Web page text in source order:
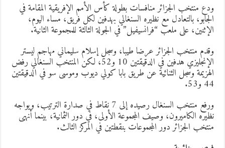
منتخب الجزائر منافسات بطولة كأس الأمم الإفريقية المقامة في
بالتعادل مع نظيره السنغالي بهدفين لكل فريق، مساء اليوم،
على ملعب “فرانسيفيل” في الجولة الثالثة للمجموعة الثانية.
منتخب الجزائر عرضا طيبا، وسجل إسلام سليماني مهاجم ليستر
الإنجليزي هدفين في الدقيقتين 10 و52، لكن المنتخب السنغالي رفض
وسجل الثنائية عن طريق بابا كولي ديوب وموسى سو في الدقيقتين
ورفع منتخب السنغال رصيده إلى 7 نقاط في صدارة الترتيب، ويواجه
الكاميرون، وصيف المجموعة الأولى، في دور الثمانية، بينما أنهى
الجزائر دور المجموعات بنقطتين في المركز الثالث.